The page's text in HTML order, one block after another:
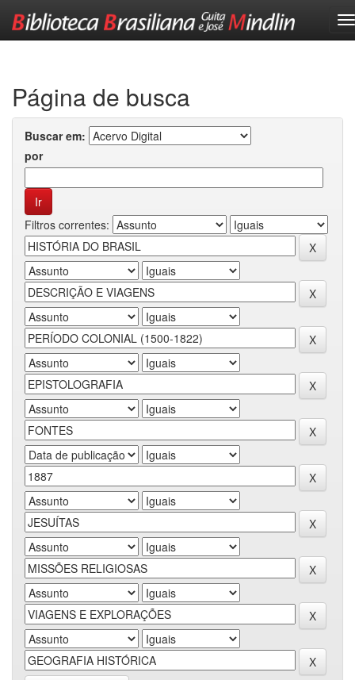
Página de busca
Buscar em:
por
Filtros correntes: